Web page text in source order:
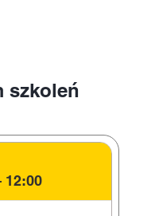
szkoleń
12:00